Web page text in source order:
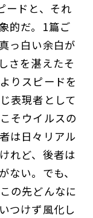
ードと、それ
的だ。1篇ご
っ白い余白が
さを湛えたそ
りスピードを
表現者として
そウイルスの
は日々リアル
れど、後者は
ない。でも、
の先どんなに
つけず風化し